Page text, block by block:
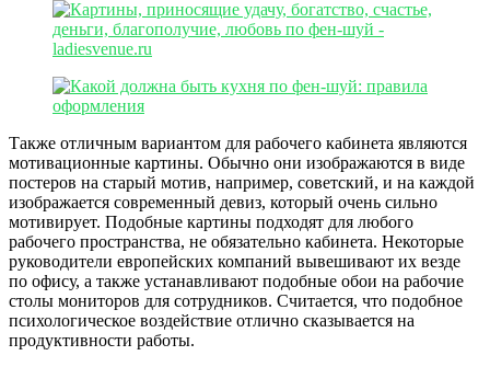
Также отличным вариантом для рабочего кабинета являются
мотивационные картины. Обычно они изображаются в виде
постеров на старый мотив, например, советский, и на каждой
изображается современный девиз, который очень сильно
мотивирует. Подобные картины подходят для любого
рабочего пространства, не обязательно кабинета. Некоторые
руководители европейских компаний вывешивают их везде
по офису, а также устанавливают подобные обои на рабочие
столы мониторов для сотрудников. Считается, что подобное
психологическое воздействие отлично сказывается на
продуктивности работы.